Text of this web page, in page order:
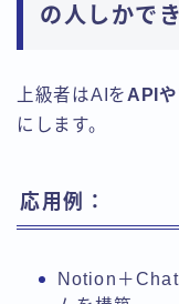
の人しかで
上級者はAIを API
にします。
応用例：
Notion＋